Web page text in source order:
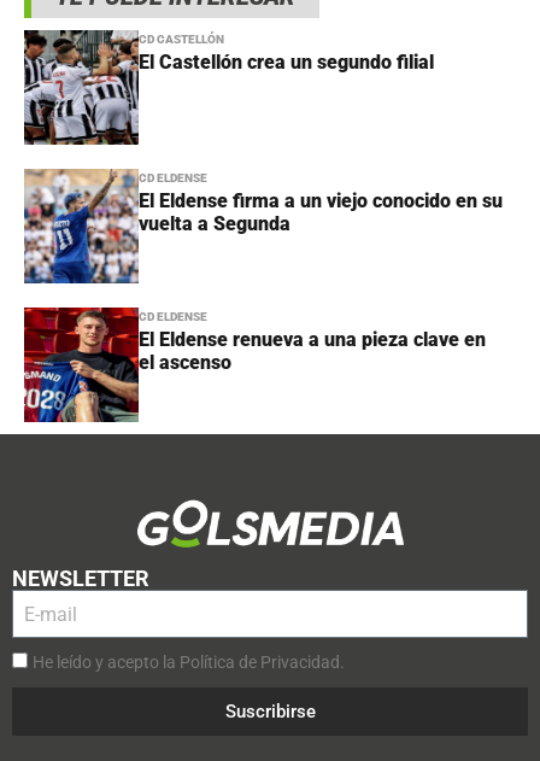
CD CASTELLÓN
El Castellón crea un segundo filial
CD ELDENSE
El Eldense firma a un viejo conocido en su
vuelta a Segunda
CD ELDENSE
El Eldense renueva a una pieza clave en
el ascenso
NEWSLETTER
He leído y acepto la Política de Privacidad.
Suscribirse